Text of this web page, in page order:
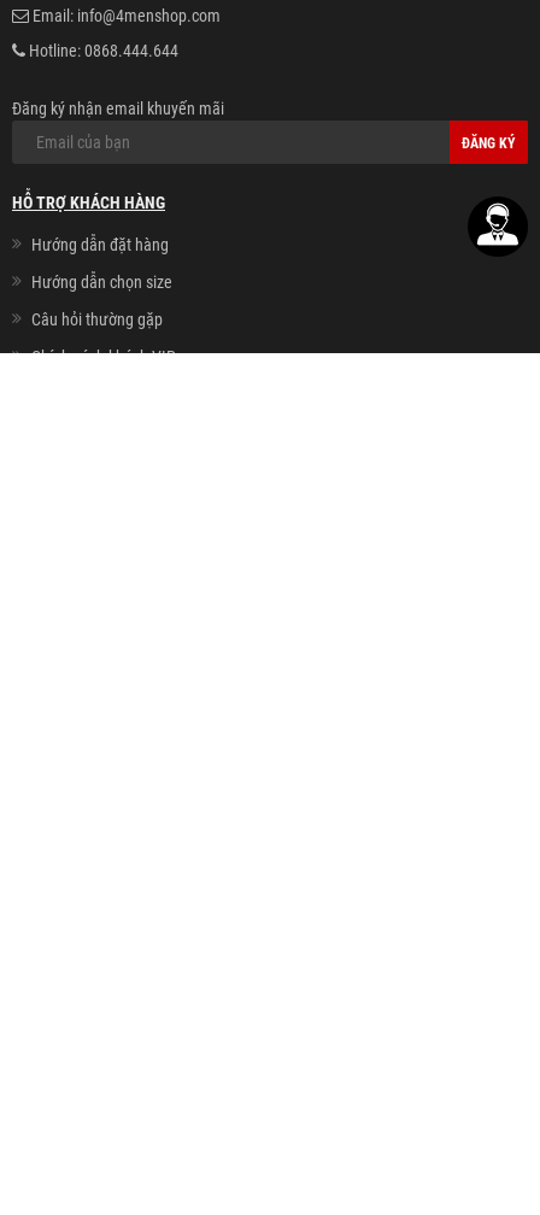
Email: info@4menshop.com
Hotline:0868.444.644
Đăng ký nhận email khuyến mãi
ĐĂNG KÝ
HỖ TRỢ KHÁCH HÀNG
Hướng dẫn đặt hàng
Hướng dẫn chọn size
Câu hỏi thường gặp
Chính sách khách VIP